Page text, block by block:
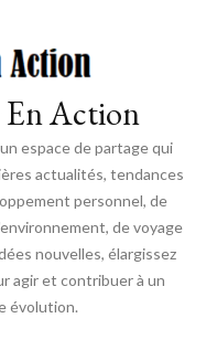
En Action
espace de partage qui
actualités, tendances
personnel, de
de voyage
nouvelles, élargissez
agir et contribuer à un
évolution.